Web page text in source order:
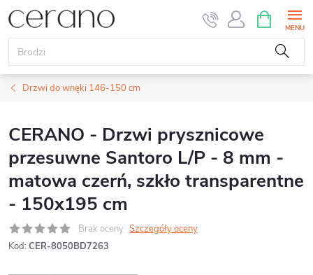
Przejść
do
treści
KOSZYK
Drzwi do wnęki 146-150 cm
CERANO - Drzwi prysznicowe
przesuwne Santoro L/P - 8 mm -
matowa czerń, szkło transparentne
- 150x195 cm
Brak oceny Szczegóły oceny
Kod: CER-8050BD7263